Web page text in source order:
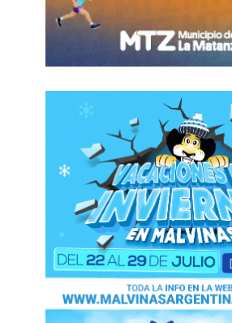
sobre Relaciones y
la Embajada de la República
y la ciudad de Florencio Varela
Argentina.
Estuvieron la consejera de
Inversiones de la Embajada de
Islámica de Pakistán en
el oficial de Desarrollo
de la República Islámica de
-Guido Martínez-, la secretaria
Asociación de Consejeros y
Comerciales y Económicos de